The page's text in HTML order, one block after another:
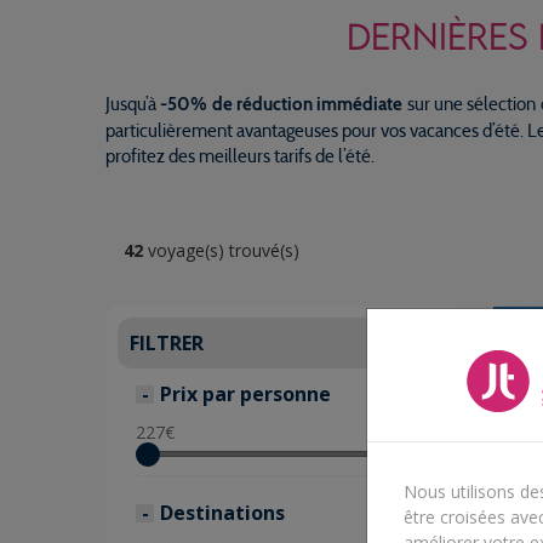
Jusqu’à -50% de réduction immédiate sur une sélection
particulièrement avantageuses pour vos vacances
profitez des meilleurs tarifs de l’été.
42 voyage(s) trouvé(s)
FILTRER
Prix par personne
227€
Destinations
Nous utilisons
être croisées